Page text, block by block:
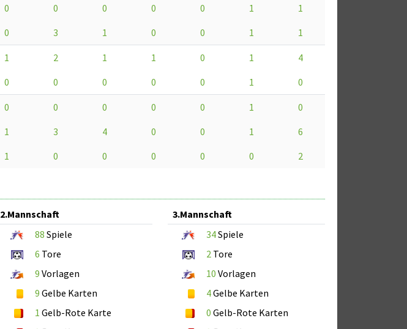
0 0 0 0 0 1
1
0 3 1 0 0 1 1
1 2 1 1 0 1
4
0 0 0 0 0 1 0
0 0 0 0 0 1
0
1 3 4 0 0 1
6
1 0 0 0 0 0 2
2.Mannschaft
88 Spiele
6 Tore
9 Vorlagen
9 Gelbe Karten
1 Gelb-Rote Karte
3.Mannschaft
34Spiele
2 Tore
10 Vorlagen
4Gelbe Karten
0 Gelb-Rote Karten